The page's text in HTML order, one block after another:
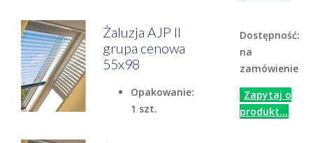
Żaluzja AJP II
grupa cenowa
55x98
Opakowanie:
1 szt.
Dostępność:
na
zamówienie
Zapytaj o
produkt...